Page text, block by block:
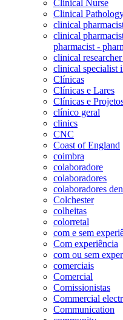
Clinical Nurse
Clinical
clinical
clinical
pharmacist -
clinical
clinical specialist
Clínicas
Clínicas e Lares
Clínicas e
clínico geral
clinics
CNC
Coast of England
coimbra
colaboradore
colaboradores
colaboradores
Colchester
colheitas
colorretal
com e sem
Com experiência
com ou sem
comerciais
Comercial
Comissionistas
Commercial
Communication